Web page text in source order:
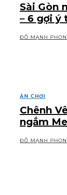
Sài Gòn
– 6 gợi ý
ĐỖ MẠNH
ĂN CHƠI
Chênh
ngắm
ĐỖ MẠNH